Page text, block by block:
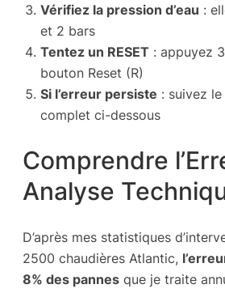
Vérifiez la pression d’eau :
et 2 bars
Tentez un RESET : appuyez
bouton Reset (R)
Si l’erreur persiste : suivez
complet ci-dessous
Comprendre
Analyse
D’après mes statistiques
2500 chaudières Atlantic,
8% des pannes que je traite